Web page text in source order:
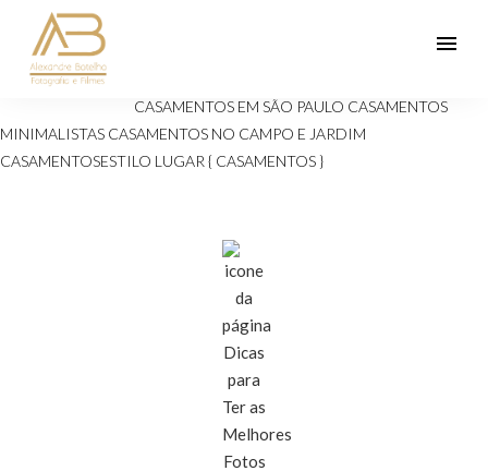
menu
CASAMENTOS EM SÃO PAULO CASAMENTOS
MINIMALISTAS CASAMENTOS NO CAMPO E JARDIM
CASAMENTOSESTILO LUGAR { CASAMENTOS }